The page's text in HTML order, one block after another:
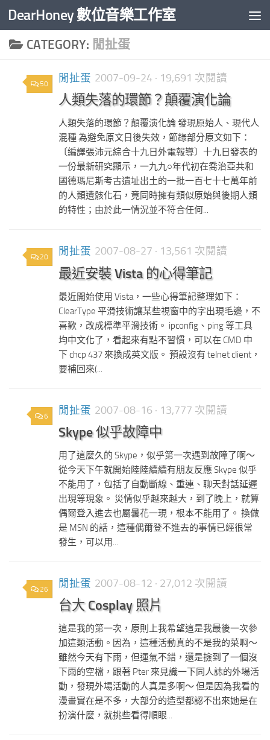
Skip to content
DearHoney 數位音樂工作室
CATEGORY: 閒扯蛋
50 閒扯蛋 2007-09-24 · 19,691 次閱讀
人類失落的環節？顛覆演化論
人類失落的環節？顛覆演化論 發現原始人、現代人
混種 為避免原文日後失效，節錄部分原文如下：
〔編譯張沛元綜合十九日外電報導〕十九日發表的
一份最新研究顯示，一九九○年代初在喬治亞共和
國德瑪尼斯考古遺址出土的一批一百七十七萬年前
的人類遺骸化石，竟同時擁有類似原始與後期人類
的特性；由於此一情況並不符合任何...
20 閒扯蛋 2007-08-27 · 13,561 次閱讀
最近安裝 Vista 的心得筆記
最近開始使用 Vista，一些心得筆記整理如下：
ClearType 平滑技術讓某些視窗中的字出現毛邊，不
喜歡，改成標準平滑技術。 ipconfig、ping 等工具
均中文化了，看起來有點不習慣，可以在 CMD 中
下 chcp 437 來換成英文版。 預設沒有 telnet client，
要補回來(...
6 閒扯蛋 2007-08-16 · 13,777 次閱讀
Skype 似乎故障中
用了這麼久的 Skype，似乎第一次遇到故障了啊～
從今天下午就開始陸陸續續有朋友反應 Skype 似乎
不能用了，包括了自動斷線、重連、聊天對話延遲
出現等現象。 災情似乎越來越大，到了晚上，就算
偶爾登入進去也屬曇花一現，根本不能用了。 換做
是 MSN 的話，這種偶爾登不進去的事情已經很常
發生，可以用...
26 閒扯蛋 2007-08-12 · 27,012 次閱讀
台大 Cosplay 照片
這是我的第一次，原則上我希望這是我最後一次參
加這類活動。因為，這種活動真的不是我的菜啊～
雖然今天有下雨，但運氣不錯，還是撿到了一個沒
下雨的空檔，跟著 Pter 來見識一下同人誌的外場活
動，發現外場活動的人真是多啊～ 但是因為我看的
漫畫實在是不多，大部分的造型都認不出來她是在
扮演什麼，就挑些看得順眼...